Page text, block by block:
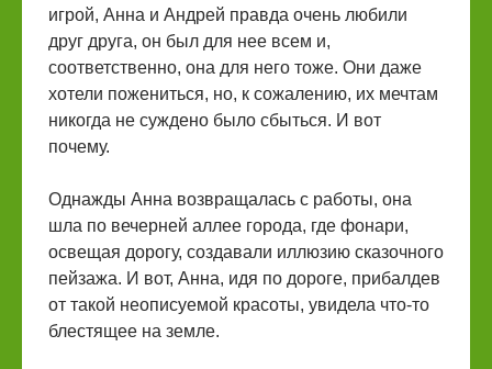
игрой, Анна и Андрей правда очень любили
друг друга, он был для нее всем и,
соответственно, она для него тоже. Они даже
хотели пожениться, но, к сожалению, их мечтам
никогда не суждено было сбыться. И вот
почему.
Однажды Анна возвращалась с работы, она
шла по вечерней аллее города, где фонари,
освещая дорогу, создавали иллюзию сказочного
пейзажа. И вот, Анна, идя по дороге, прибалдев
от такой неописуемой красоты, увидела что-то
блестящее на земле.